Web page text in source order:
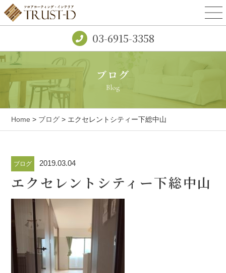
03-6915-3358
ブログ
Blog
Home > ブログ > エクセレントシティー下総中山
ブログ 2019.03.04
エクセレントシティー下総中山